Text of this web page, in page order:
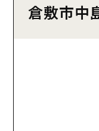
倉敷市中